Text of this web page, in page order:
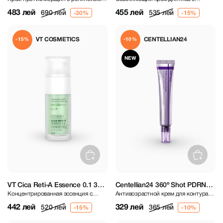
483 лей 690 лей
вибрирующим аппликатором и
микроиглами
455 лей 535 лей
VT COSMETICS
-15%
VT Cica Reti-A Essence 0.1 30
ml
Концентрированная эссенция с
ретиноидами и экстрактом центеллы
азиатской
442 лей 520 лей
CENTELLIAN24
-10%
NEW
Centellian24 360º Shot PDRN
lifting Eye cream 30 ml
Антивозрастной крем для контура
329 лей 365 лей